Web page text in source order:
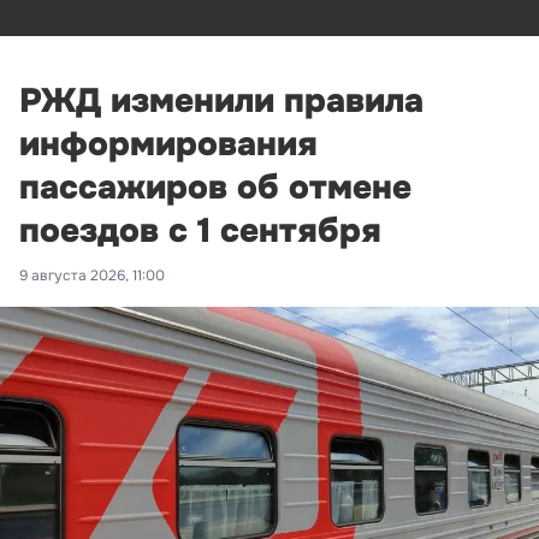
РЖД изменили правила
информирования
пассажиров об отмене
поездов с 1 сентября
9 августа 2026, 11:00